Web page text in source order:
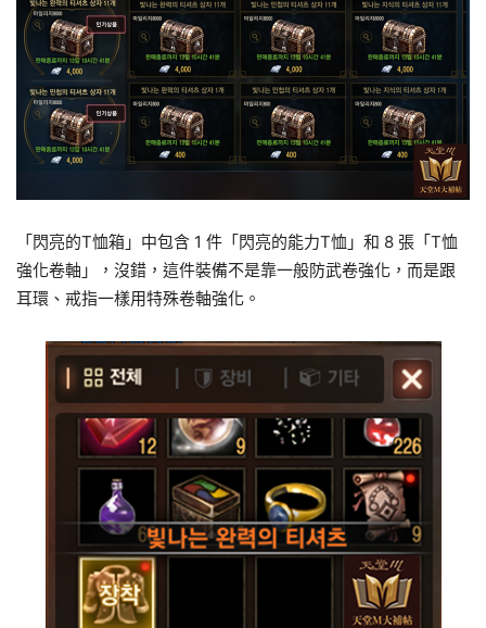
「閃亮的T恤箱」中包含 1 件「閃亮的能力T恤」和 8 張「T恤
強化卷軸」，沒錯，這件裝備不是靠一般防武卷強化，而是跟
耳環、戒指一樣用特殊卷軸強化。